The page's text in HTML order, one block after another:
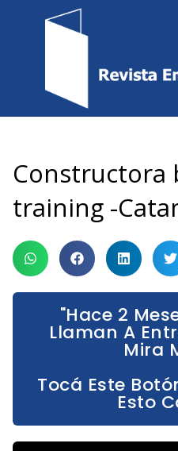
Constructora
training -
"Hace 2
Llaman A
Mira
Tocá Este
Esto